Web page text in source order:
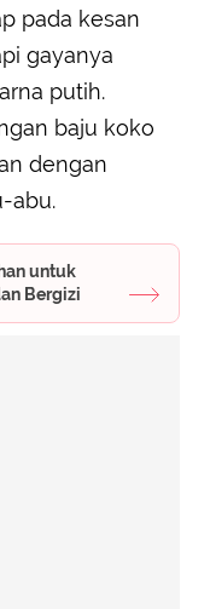
pada kesan
gayanya
putih.
baju koko
dengan
abu.
untuk
Bergizi